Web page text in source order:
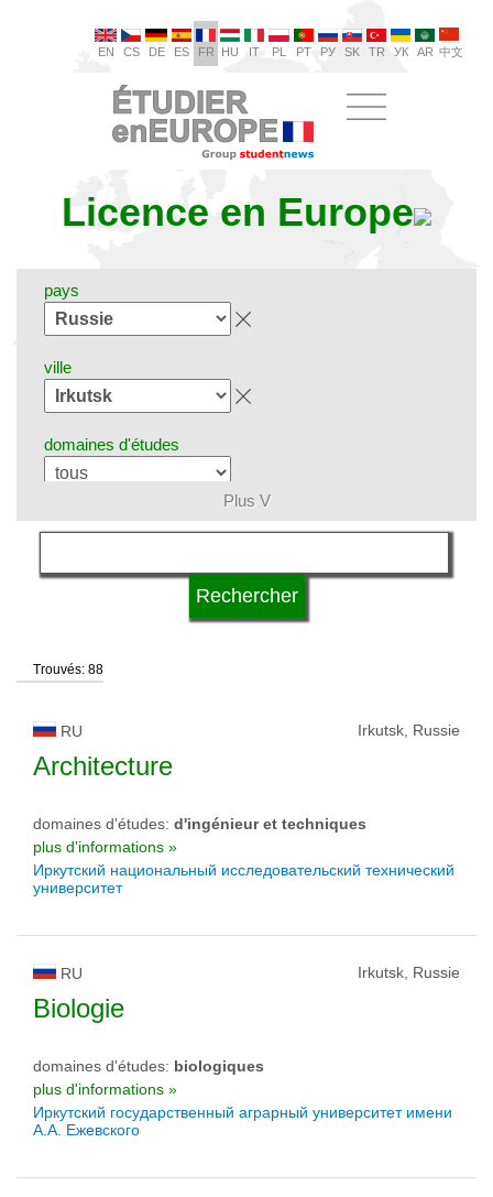
EN CS DE ES FR HU IT PL PT РУ SK TR УК AR 中文
Licence en Europe
pays
ville
domaines d'études
langue
statut d'université
Plus V
Trouvés: 88
RU Irkutsk, Russie
Architecture
domaines d'études: d'ingénieur et techniques
plus d'informations »
Иркутский национальный исследовательский технический
университет
RU Irkutsk, Russie
Biologie
domaines d'études: biologiques
plus d'informations »
Иркутский государственный аграрный университет имени
А.А. Ежевского